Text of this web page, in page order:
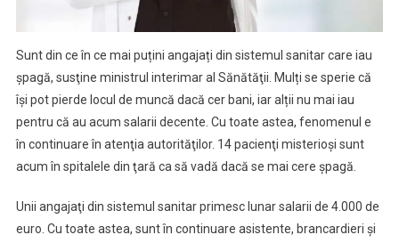
Dacă
Cere
Șpagă.
La
Numărul
806
806
Sunt din ce în ce mai puțini angajați din sistemul sanitar care iau
şpagă, susţine ministrul interimar al Sănătăţii. Mulți se sperie că
îşi pot pierde locul de muncă dacă cer bani, iar alții nu mai iau
pentru că au acum salarii decente. Cu toate astea, fenomenul e
în continuare în atenţia autorităţilor. 14 pacienţi misterioşi sunt
acum în spitalele din ţară ca să vadă dacă se mai cere şpagă.
Unii angajaţi din sistemul sanitar primesc lunar salarii de 4.000 de
euro. Cu toate astea, sunt în continuare asistente, brancardieri şi